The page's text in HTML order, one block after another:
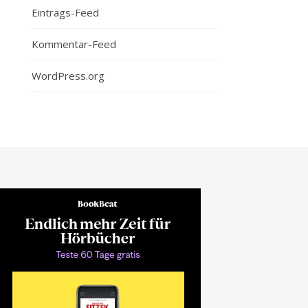
Eintrags-Feed
Kommentar-Feed
WordPress.org